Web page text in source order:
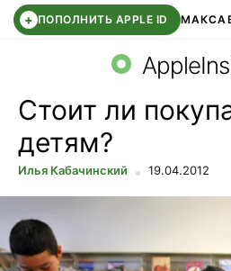
+ ПОПОЛНИТЬ APPLE ID МАКС
СБЕР КИДС ВТБ ОНЛАЙН
Стоит ли
детям?
Илья Кабачинский 19.04.2012